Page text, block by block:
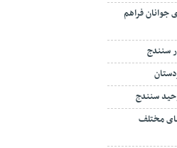
جوانان فراهم
سنندج
های مختلف